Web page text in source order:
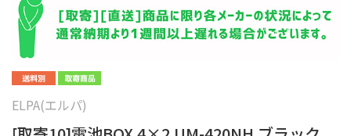
ELPA(エルパ)